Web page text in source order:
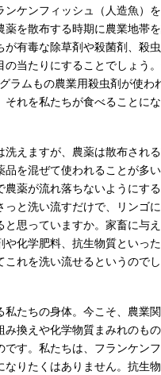
ンケンフィッシュ（人造魚）
を散布する時期に農業地帯を
が有毒な除草剤や殺菌剤、殺
の当たりにすることでしょう
ラムもの農業用殺虫剤が使わ
れを私たちが食べることにな
洗えますが、農薬は散布され
を混ぜて使われることが多
農薬が流れ落ちないようにす
っと洗い流すだけで、リンゴ
と思っていますか。家畜に与
や化学肥料、抗生物質といっ
れを洗い流せるというのでし
私たちの身体。今こそ、農業
み換えや化学物質まみれのも
です。私たちは、フランケン
りたくはありません。抗生